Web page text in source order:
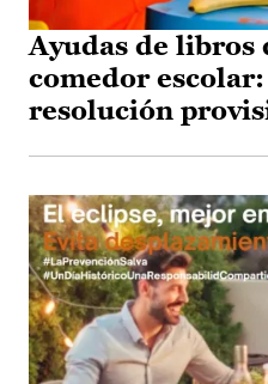
Ayudas de libros
comedor
resolución